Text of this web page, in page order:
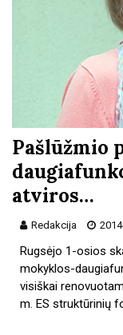
Pašlūžmio
atviros…
Redakcija
Rugsėjo 1-osios
mokyklos-
visiškai
m. ES struktūrinių